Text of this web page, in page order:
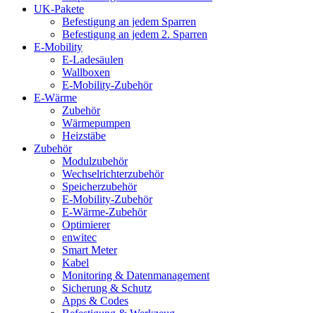
UK-Pakete
Befestigung an jedem Sparren
Befestigung an jedem 2. Sparren
E-Mobility
E-Ladesäulen
Wallboxen
E-Mobility-Zubehör
E-Wärme
Zubehör
Wärmepumpen
Heizstäbe
Zubehör
Modulzubehör
Wechselrichterzubehör
Speicherzubehör
E-Mobility-Zubehör
E-Wärme-Zubehör
Optimierer
enwitec
Smart Meter
Kabel
Monitoring & Datenmanagement
Sicherung & Schutz
Apps & Codes